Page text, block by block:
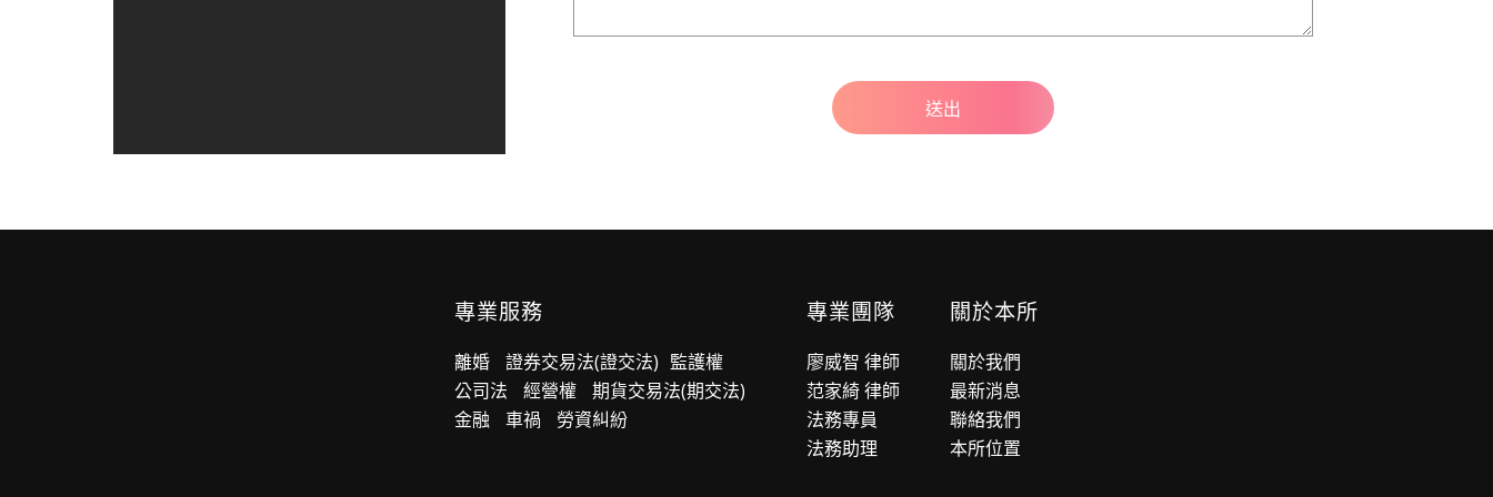
專業服務
離婚 證券交易法(證交法) 監護權
公司法
經營權
期貨交易法(期交法)
金融
車禍 勞資糾紛
專業團隊
廖威智 律師
范家綺 律師
法務專員
法務助理
關於本所
關於我們
最新消息
聯絡我們
本所位置